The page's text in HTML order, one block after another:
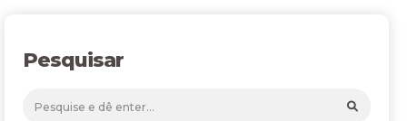
Pesquisar